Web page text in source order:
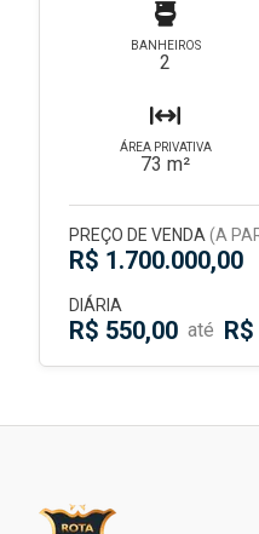
BANHEIROS
2
ÁREA PRIVATIVA
73 m²
PREÇO DE VENDA (A
R$ 1.700.000,00
DIÁRIA
R$ 550,00 até